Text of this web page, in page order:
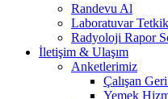
Randevu Al
Laboratuvar
Radyoloji Rapor
İletişim & Ulaşım
Anketlerimiz
Çalışan
Yemek